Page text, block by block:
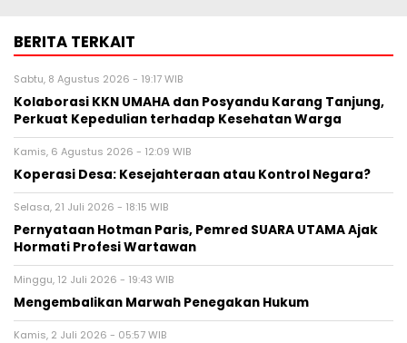
BERITA TERKAIT
Sabtu, 8 Agustus 2026 - 19:17 WIB
Kolaborasi KKN UMAHA dan Posyandu Karang Tanjung,
Perkuat Kepedulian terhadap Kesehatan Warga
Kamis, 6 Agustus 2026 - 12:09 WIB
Koperasi Desa: Kesejahteraan atau Kontrol Negara?
Selasa, 21 Juli 2026 - 18:15 WIB
Pernyataan Hotman Paris, Pemred SUARA UTAMA Ajak
Hormati Profesi Wartawan
Minggu, 12 Juli 2026 - 19:43 WIB
Mengembalikan Marwah Penegakan Hukum
Kamis, 2 Juli 2026 - 05:57 WIB